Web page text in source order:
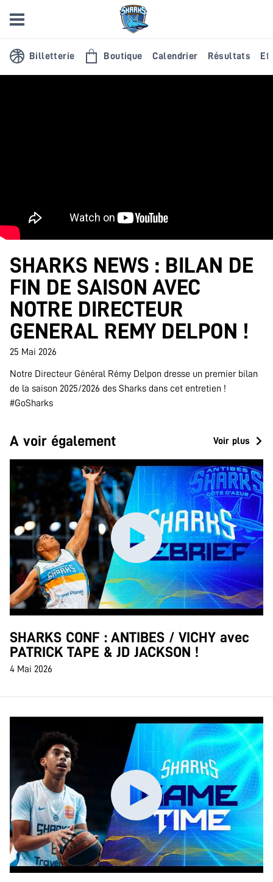
Billetterie Boutique Calendrier Résultats
SHARKS NEWS : BILAN DE
FIN DE SAISON AVEC
NOTRE DIRECTEUR
GENERAL REMY DELPON !
25 Mai 2026
Notre Directeur Général Rémy Delpon dresse un premier bilan
de la saison 2025/2026 des Sharks dans cet entretien !
#GoSharks
A voir également Voir plus
SHARKS CONF : ANTIBES / VICHY avec
PATRICK TAPE & JD JACKSON !
4 Mai 2026